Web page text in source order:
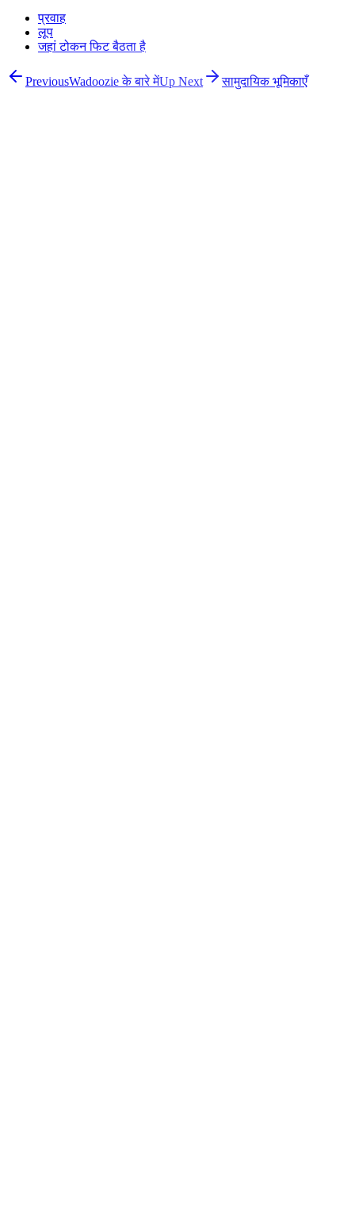
प्रवाह
लूप
जहां टोकन फिट बैठता है
PreviousWadoozie के बारे मेंUp Next सामुदायिक भूमिकाएँ